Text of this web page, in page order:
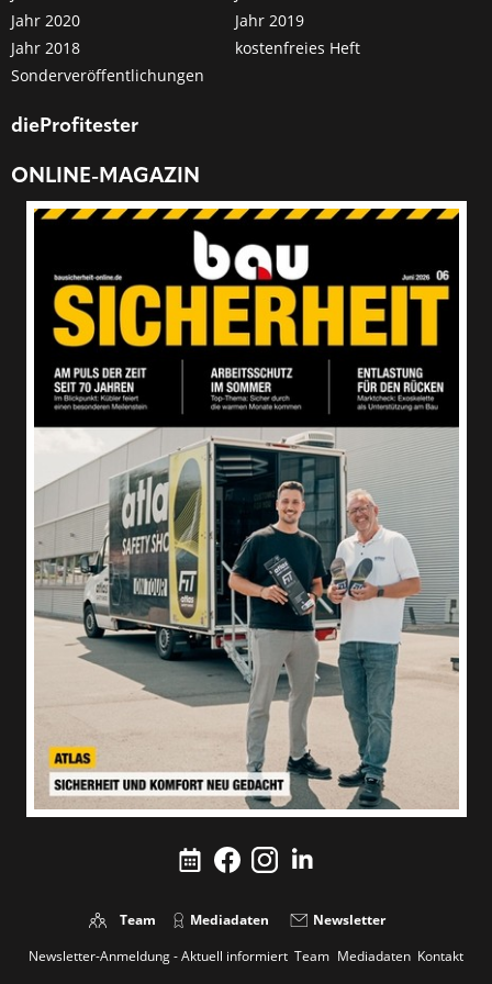
Jahr 2020
Jahr 2019
Jahr 2018
kostenfreies Heft
Sonderveröffentlichungen
dieProfitester
ONLINE-MAGAZIN
Team Mediadaten
Newsletter
Newsletter-Anmeldung - Aktuell informiert Team Mediadaten Kontakt